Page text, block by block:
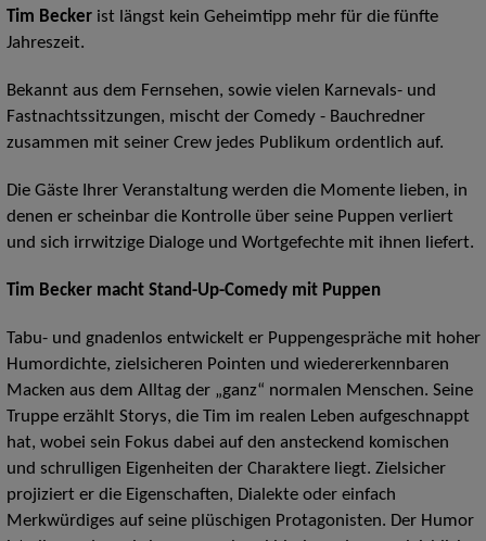
Tim Beckerist längst kein Geheimtipp mehr für die fünfte
Jahreszeit.
Bekannt aus dem Fernsehen, sowie vielen Karnevals- und
Fastnachtssitzungen, mischt der Comedy - Bauchredner
zusammen mit seiner Crew jedes Publikum ordentlich auf.
Die Gäste Ihrer Veranstaltung werden die Momente lieben, in
denen er scheinbar die Kontrolle über seine Puppen verliert
und sich irrwitzige Dialoge und Wortgefechte mit ihnen liefert.
Tim Becker macht Stand-Up-Comedy mit Puppen
Tabu- und gnadenlos entwickelt er Puppengespräche mit hoher
Humordichte, zielsicheren Pointen und wiedererkennbaren
Macken aus dem Alltag der „ganz“ normalen Menschen. Seine
Truppe erzählt Storys, die Tim im realen Leben aufgeschnappt
hat, wobei sein Fokus dabei auf den ansteckend komischen
und schrulligen Eigenheiten der Charaktere liegt. Zielsicher
projiziert er die Eigenschaften, Dialekte oder einfach
Merkwürdiges auf seine plüschigen Protagonisten. Der Humor